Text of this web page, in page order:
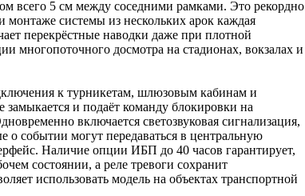
всего 5 см между соседними рамками. Это рекордно
монтаже системы из нескольких арок каждая
перекрёстные наводки даже при плотной
многопоточного досмотра на стадионах, вокзалах и
к турникетам, шлюзовым кабинам и
и подаёт команду блокировки на
включается светозвуковая сигнализация,
о событии могут передаваться в центральную
Наличие опции ИБП до 40 часов гарантирует,
состоянии, а реле тревоги сохранит
использовать модель на объектах транспортной